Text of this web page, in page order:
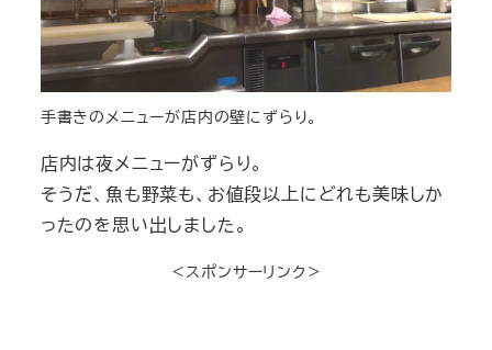
手書きのメニューが店内の壁にずらり。
店内は夜メニューがずらり。
そうだ、魚も野菜も、お値段以上にどれも美味しか
ったのを思い出しました。
＜スポンサーリンク＞